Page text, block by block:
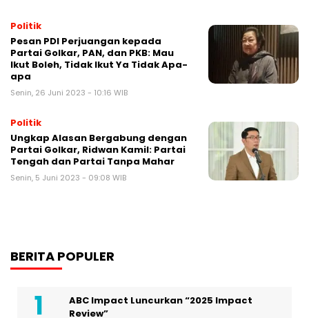
Politik
Pesan PDI Perjuangan kepada
Partai Golkar, PAN, dan PKB: Mau
Ikut Boleh, Tidak Ikut Ya Tidak Apa-
apa
Senin, 26 Juni 2023 - 10:16 WIB
Politik
Ungkap Alasan Bergabung dengan
Partai Golkar, Ridwan Kamil: Partai
Tengah dan Partai Tanpa Mahar
Senin, 5 Juni 2023 - 09:08 WIB
BERITA POPULER
ABC Impact Luncurkan “2025 Impact
Review”